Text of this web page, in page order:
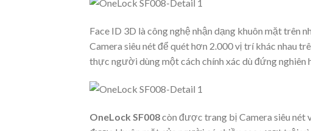
Face ID 3D là công nghệ nhận dạng khuôn mặt trên
Camera siêu nét để quét hơn 2.000 vị trí khác nhau
thực người dùng một cách chính xác dù đứng
OneLock SF008còn được trang bị Camera siêu nét